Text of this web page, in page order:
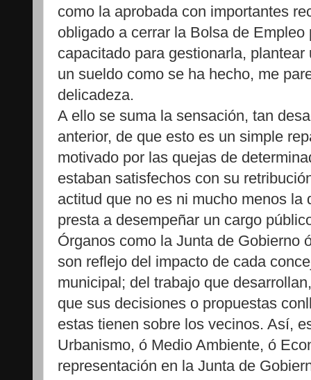
como la aprobada con importantes
obligado a cerrar la Bolsa de Empleo
capacitado para gestionarla,
un sueldo como se ha hecho, me
delicadeza.
A ello se suma la sensación, tan
anterior, de que esto es un simple
motivado por las quejas de
estaban satisfechos con su
actitud que no es ni mucho menos la
presta a desempeñar un cargo
Órganos como la Junta de Gobierno
son reflejo del impacto de cada
municipal; del trabajo que
que sus decisiones o propuestas
estas tienen sobre los vecinos. Así,
Urbanismo, ó Medio Ambiente, ó
representación en la Junta de